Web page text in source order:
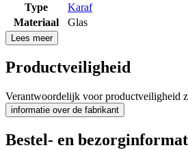
Type
Karaf
Materiaal
Glas
Lees meer
Productveiligheid
Verantwoordelijk voor productveiligheid
informatie over de fabrikant
Bestel- en